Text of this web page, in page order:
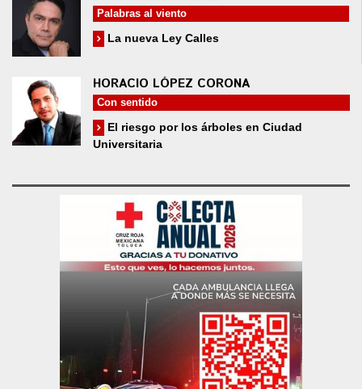
Palabras al viento
La nueva Ley Calles
HORACIO LÓPEZ CORONA
Con sentido
El riesgo por los árboles en Ciudad
Universitaria